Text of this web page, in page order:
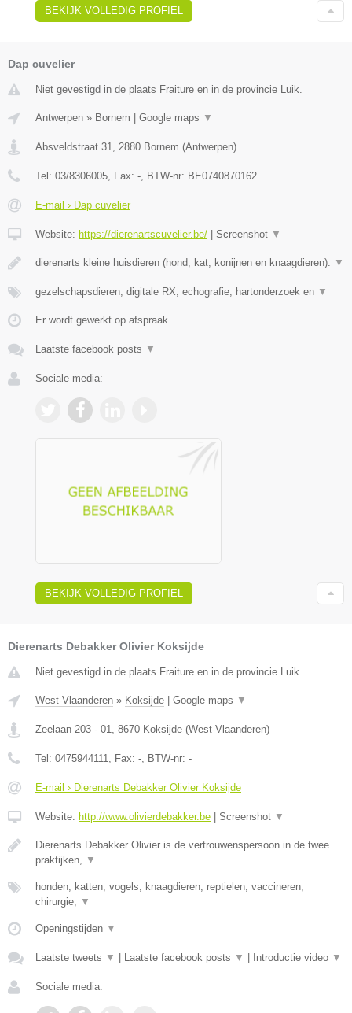
BEKIJK VOLLEDIG PROFIEL
Dap cuvelier
Niet gevestigd in de plaats Fraiture en in de provincie Luik.
Antwerpen » Bornem Google maps ▼
Absveldstraat 31 2880 Bornem (Antwerpen)
Tel: 03/8306005 , Fax: - , BTW-nr: BE0740870162
E-mail › Dap cuvelier
Website: https://dierenartscuvelier.be/ Screenshot ▼
dierenarts kleine huisdieren (hond, kat, konijnen en knaagdieren). ▼
gezelschapsdieren, digitale RX, echografie, hartonderzoek en ▼
Er wordt gewerkt op afspraak.
Laatste facebook posts ▼
Sociale media:
BEKIJK VOLLEDIG PROFIEL
Dierenarts Debakker Olivier Koksijde
Niet gevestigd in de plaats Fraiture en in de provincie Luik.
West-Vlaanderen » Koksijde | Google maps ▼
Zeelaan 203 - 01 8670 Koksijde (West-Vlaanderen)
Tel: 0475944111 , Fax: - , BTW-nr: -
E-mail › Dierenarts Debakker Olivier Koksijde
Website: http://www.olivierdebakker.be | Screenshot ▼
Dierenarts Debakker Olivier is de vertrouwenspersoon in de twee
praktijken,
▼
honden, katten, vogels, knaagdieren, reptielen, vaccineren,
chirurgie,
▼
Openingstijden ▼
Laatste tweets ▼ | Laatste facebook posts ▼ | Introductie video ▼
Sociale media: